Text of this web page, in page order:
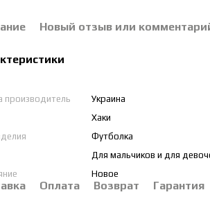
Новый отзыв или
производитель
Украина
Хаки
Футболка
Для мальчиков и для
Новое
Оплата Возврат Гарантия